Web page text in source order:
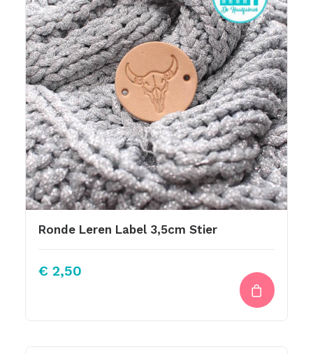
Ronde Leren Label 3,5cm Stier
€ 2,50